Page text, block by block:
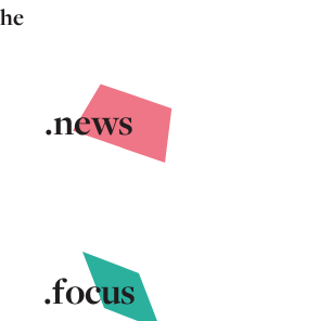
.news
.focus